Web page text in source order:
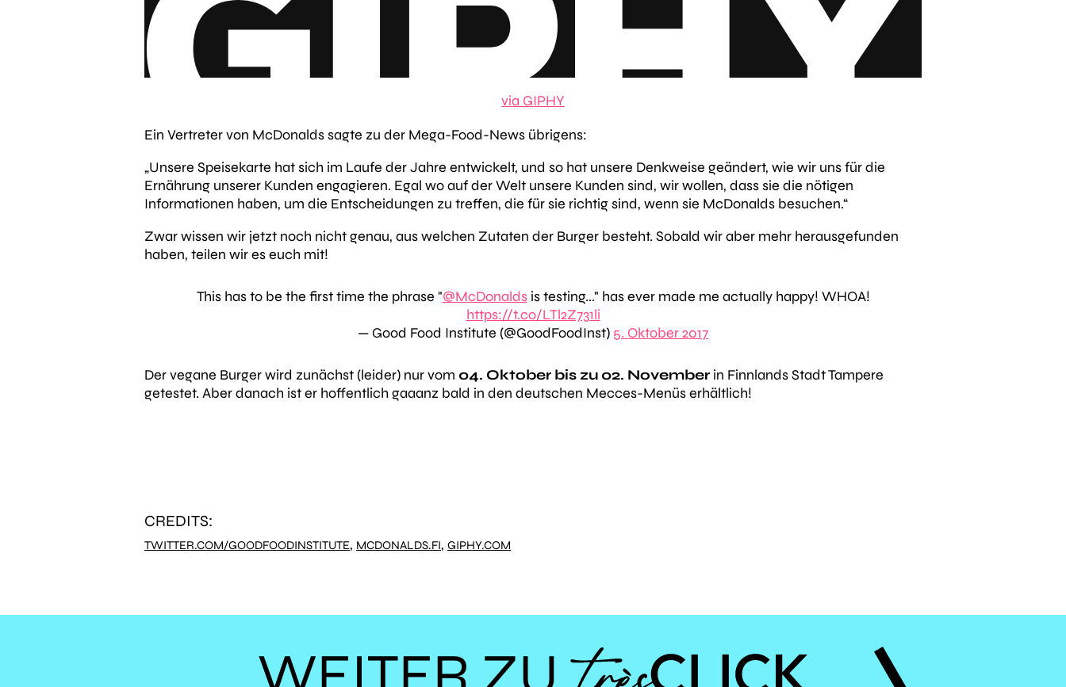
via GIPHY
Ein Vertreter von McDonalds sagte zu der Mega-Food-News übrigens:
„Unsere Speisekarte hat sich im Laufe der Jahre entwickelt, und so hat unsere Denkweise geändert, wie wir uns für die
Ernährung unserer Kunden engagieren. Egal wo auf der Welt unsere Kunden sind, wir wollen, dass sie die nötigen
Informationen haben, um die Entscheidungen zu treffen, die für sie richtig sind, wenn sie McDonalds besuchen.“
Zwar wissen wir jetzt noch nicht genau, aus welchen Zutaten der Burger besteht. Sobald wir aber mehr herausgefunden
haben, teilen wir es euch mit!
This has to be the first time the phrase "@McDonaldsis testing..." has ever made me actually happy! WHOA!
https://t.co/LTl2Z731li
— Good Food Institute (@GoodFoodInst) 5. Oktober 2017
Der vegane Burger wird zunächst (leider) nur vom 04. Oktober bis zu 02. November in Finnlands Stadt Tampere
getestet. Aber danach ist er hoffentlich gaaanz bald in den deutschen Mecces-Menüs erhältlich!
CREDITS:
TWITTER.COM/GOODFOODINSTITUTE, MCDONALDS.FI, GIPHY.COM